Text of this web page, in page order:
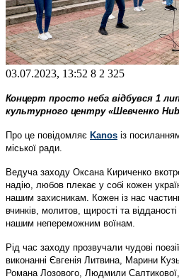
03.07.2023, 13:52 8 2 325
Концерт просто неба відбувся 1
культурного центру «Шевченко
Про це повідомляє Kanos із
міської ради.
Ведуча заходу Оксана Кириченко
надію, любов плекає у собі кожен
нашим захисникам. Кожен із нас
вчинків, молитов, щирості та
нашим непереможним воїнам.
Рід час заходу прозвучали чудові
виконанні Євгенія Литвина, Марини
Романа Лозового, Людмили